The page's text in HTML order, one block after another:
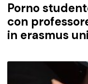
Porno
con
in erasmus